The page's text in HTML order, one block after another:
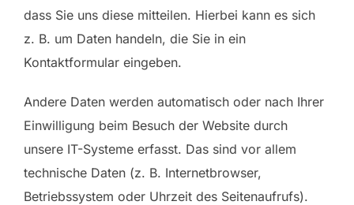
dass Sie uns diese mitteilen. Hierbei kann es sich
z. B. um Daten handeln, die Sie in ein
Kontaktformular eingeben.
Andere Daten werden automatisch oder nach Ihrer
Einwilligung beim Besuch der Website durch
unsere IT-Systeme erfasst. Das sind vor allem
technische Daten (z. B. Internetbrowser,
Betriebssystem oder Uhrzeit des Seitenaufrufs).